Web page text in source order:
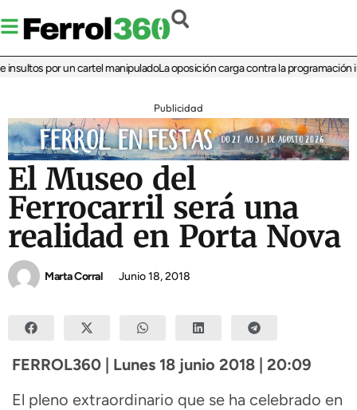
por un cartel manipuladoLa oposición carga contra la programación
Publicidad
El Museo del
Ferrocarril será una
realidad en Porta Nova
Marta Corral Junio 18, 2018
FERROL360 | Lunes 18 junio 2018 | 20:09
El pleno extraordinario que se ha celebrado en